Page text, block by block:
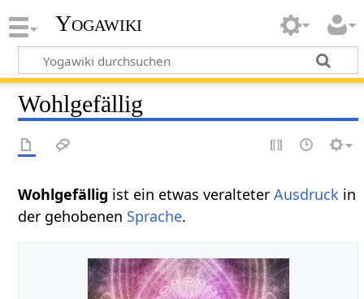
Yogawiki
Wohlgefällig
ist ein etwas veralteterAusdruck in
der gehobenen Sprache.